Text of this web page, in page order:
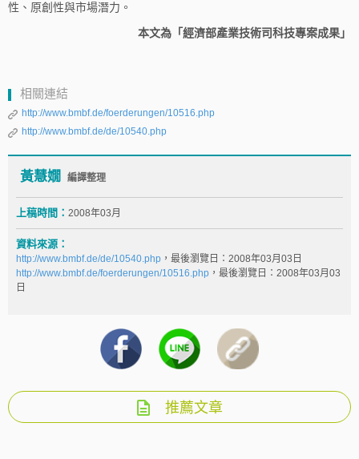
性、原創性與市場潛力。
本文為「經濟部產業技術司科技專案成果」
相關連結
http://www.bmbf.de/foerderungen/10516.php
http://www.bmbf.de/de/10540.php
黃慧嫺 編譯整理
上稿時間： 2008年03月
資料來源：
http://www.bmbf.de/de/10540.php ，最後瀏覽日：2008年03月03日
http://www.bmbf.de/foerderungen/10516.php ，最後瀏覽日：2008年03月03
日
推薦文章